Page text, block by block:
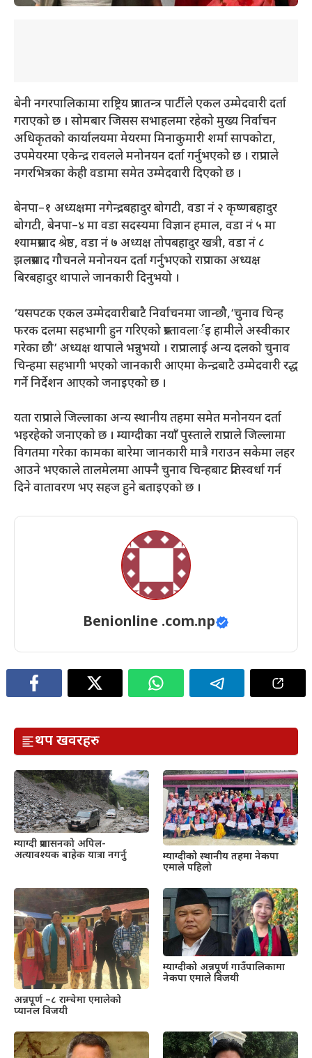
बेनी नगरपालिकामा राष्ट्रिय प्रजातन्त्र पार्टीले एकल उम्मेदवारी दर्ता
गराएको छ । सोमबार जिसस सभाहलमा रहेको मुख्य निर्वाचन
अधिकृतको कार्यालयमा मेयरमा मिनाकुमारी शर्मा सापकोटा,
उपमेयरमा एकेन्द्र रावलले मनोनयन दर्ता गर्नुभएको छ । राप्रपाले
नगरभित्रका केही वडामा समेत उम्मेदवारी दिएको छ ।
बेनपा–१ अध्यक्षमा नगेन्द्रबहादुर बोगटी, वडा नं २ कृष्णबहादुर
बोगटी, बेनपा–४ मा वडा सदस्यमा विज्ञान हमाल, वडा नं ५ मा
श्यामप्रसाद श्रेष्ठ, वडा नं ७ अध्यक्ष तोपबहादुर खत्री, वडा नं ८
झलप्रसाद गौचनले मनोनयन दर्ता गर्नुभएको राप्रपाका अध्यक्ष
बिरबहादुर थापाले जानकारी दिनुभयो ।
‘यसपटक एकल उम्मेदवारीबाटै निर्वाचनमा जान्छौ,‘चुनाव चिन्ह
फरक दलमा सहभागी हुन गरिएको प्रस्तावलार्इ हामीले अस्वीकार
गरेका छौ’ अध्यक्ष थापाले भन्नुभयो । राप्रपालाई अन्य दलको चुनाव
चिन्हमा सहभागी भएको जानकारी आएमा केन्द्रबाटै उम्मेदवारी रद्ध
गर्ने निर्देशन आएको जनाइएको छ ।
यता राप्रपाले जिल्लाका अन्य स्थानीय तहमा समेत मनोनयन दर्ता
भइरहेको जनाएको छ । म्याग्दीका नयाँ पुस्ताले राप्रपाले जिल्लामा
विगतमा गरेका कामका बारेमा जानकारी मात्रै गराउन सकेमा लहर
आउने भएकाले तालमेलमा आफ्नै चुनाव चिन्हबाट प्रतिस्वर्धा गर्न
दिने वातावरण भए सहज हुने बताइएको छ ।
Benionline .com.np
थप खवरहरु
म्याग्दी प्रशासनको अपिल-
अत्यावश्यक बाहेक यात्रा नगर्नु
म्याग्दीको स्थानीय तहमा नेकपा
एमाले पहिलो
अन्नपूर्ण –८ राम्चेमा एमालेको
प्यानल विजयी
म्याग्दीको अन्नपूर्ण गाउँपालिकामा
नेकपा एमाले विजयी